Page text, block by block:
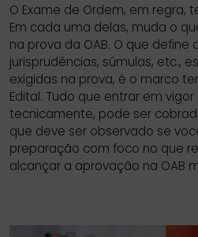
O Exame de Ordem, em regra,
Em cada uma delas, muda o
na prova da OAB. O que define
jurisprudências, súmulas, etc.,
exigidas na prova, é o marco
Edital. Tudo que entrar em
tecnicamente, pode ser
que deve ser observado se
preparação com foco no que
alcançar a aprovação na OAB
SIDEBAR
LINKS